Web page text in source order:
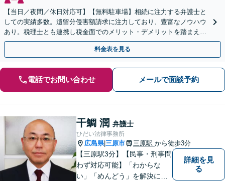
【当日／夜間／休日対応可】【無料駐車場】相続に注力する弁護士と
しての実績多数。遺留分侵害額請求に注力しており、豊富なノウハウ
あり。税理士とも連携し税金面でのメリット・デメリットを踏まえた
解決が可能。難しい複雑な相続問題でも、お任せください。
料金表を見る
電話でお問い合わせ メールで面談予約
干鯛 潤 弁護士
ひだい法律事務所
広島県| 三原市 三原駅 から徒歩3分
【三原駅3分】【民事・刑事問
わず対応可能】「わからな
い」「めんどう」を解決に導
詳細を見
る